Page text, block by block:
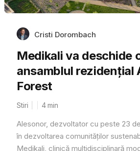
Cristi Dorombach
Medikali va deschide
ansamblul rezidențial
Forest
Stiri 4min
Alesonor, dezvoltator cu peste 23
în dezvoltarea comunităților
Medikali, clinică multidisciplinară